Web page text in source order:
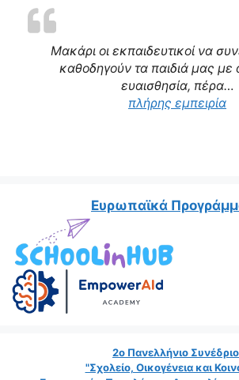
Μακάρι οι εκπαιδευτικοί να
καθοδηγούν τα παιδιά μας με
ευαισθησία, πέρα…
πλήρης εμπειρία
Ευρωπαϊκά
2ο Πανελλήνιο
"Σχολείο, Οικογένεια και